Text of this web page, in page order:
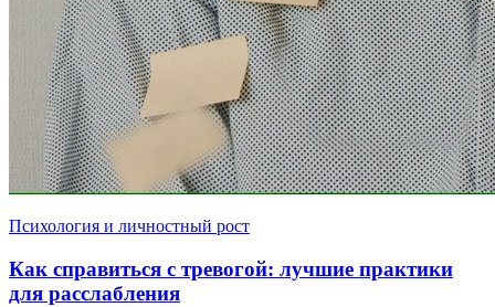
Психология и личностный рост
Как справиться с тревогой: лучшие практики
для расслабления